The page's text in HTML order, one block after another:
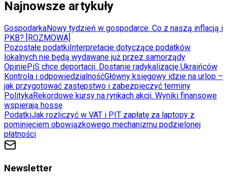
Najnowsze artykuły
GospodarkaNowy tydzień w gospodarce. Co z naszą inflacją i
PKB? [ROZMOWA]
Pozostałe podatki Interpretacje dotyczące podatków
lokalnych nie będą wydawane już przez samorządy
OpiniePiS chce deportacji. Dostanie radykalizację Ukraińców
Kontrola i odpowiedzialnośćGłówny księgowy idzie na urlop –
jak przygotować zastępstwo i zabezpieczyć terminy
PolitykaRekordowe kursy na rynkach akcji. Wyniki finansowe
wspierają hossę
PodatkiJak rozliczyć w VAT i PIT zapłatę za laptopy z
pominięciem obowiązkowego mechanizmu podzielonej
płatności
Newsletter